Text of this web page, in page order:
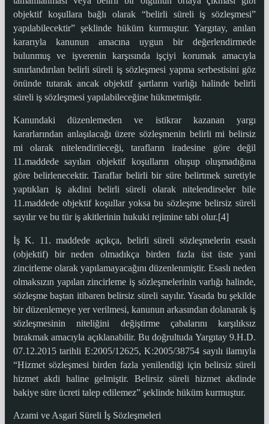
objektif koşullara bağlı olarak “belirli süreli iş sözleşmesi”
yapılabilecektir” şeklinde hüküm kurmuştur. Yargıtay, anılan
kararıyla kanunun amacına uygun bir değerlendirmede
bulunmuş ve işverenin karşısında işçiyi korumak amacıyla
sınırlandırılan belirli süreli iş sözleşmesi yapma serbestisini göz
önünde tutarak ancak objektif şartların varlığı halinde belirli
süreli iş sözleşmesi yapılabileceğine hükmetmiştir.
Kanundaki düzenlemeden ve istikrar kazanan yargı
kararlarından anlaşılacağı üzere sözleşmenin belirli mi belirsiz
mi olarak nitelendirileceği, tarafların iradesine göre değil
11.maddede sayılan objektif koşulların oluşup oluşmadığına
göre belirlenecektir. Taraflar belirli bir süre belirtmek suretiyle
yaptıkları iş akdini belirli süreli olarak nitelendirseler bile
11.maddede objektif koşullar yoksa bu sözleşme belirsiz süreli
sayılır ve bu tür iş akitlerinin hukuki rejimine tabi olur.[4]
İş K. 11. maddede açıkça, belirli süreli sözleşmelerin esaslı
(objektif) bir neden olmadıkça birden fazla üst üste yani
zincirleme olarak yapılamayacağını düzenlenmiştir. Esaslı neden
olmaksızın yapılan zincirleme iş sözleşmelerinin varlığı halinde,
sözleşme baştan itibaren belirsiz süreli sayılır. Yasada bu şekilde
bir düzenlemeye yer verilmesi, kanunun arkasından dolanarak iş
sözleşmesinin niteliğini değiştirme çabalarını karşılıksız
bırakmak amacıyla açıklanabilir. Bu doğrultuda Yargıtay 9.H.D.
07.12.2015 tarihli E:2005/12625, K:2005/38754 sayılı ilamıyla
“Hizmet sözleşmesi birden fazla yenilendiği için belirsiz süreli
hizmet akdi haline gelmiştir. Belirsiz süreli hizmet akdinde
bakiye süre ücreti talep edilemez” şeklinde hüküm kurmuştur.
Azami ve Asgari Süreli İş Sözleşmeleri